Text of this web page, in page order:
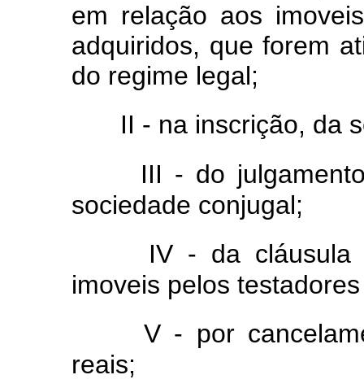
em relação aos
adquiridos, que forem
do regime legal;
II - na inscrição, da
III - do
sociedade conjugal;
IV - da cláusula
imoveis pelos
V - por
reais;